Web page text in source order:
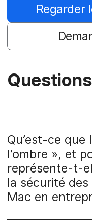
Regarder
Qu’est-ce que
l’ombre », et
représente-t-
la sécurité
Mac en